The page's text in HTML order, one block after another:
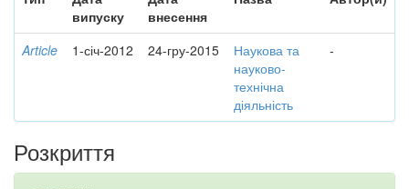
випуску
внесення
Article 1-січ-2012 24-гру-2015
Наукова та
науково-
технічна
діяльність
-
Розкриття